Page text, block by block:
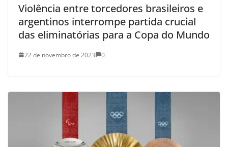
Violência entre torcedores brasileiros e
argentinos interrompe partida crucial
das eliminatórias para a Copa do Mundo
22 de novembro de 2023 0